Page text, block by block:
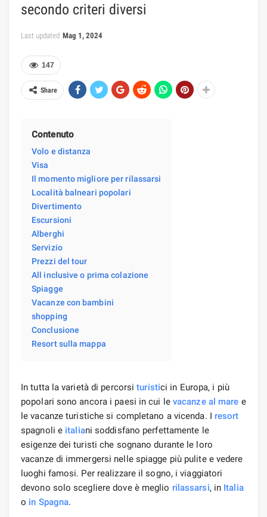
secondo criteri diversi
Last updated Mag 1, 2024
147
Share
Contenuto
Volo e distanza
Visa
Il momento migliore per rilassarsi
Località balneari popolari
Divertimento
Escursioni
Alberghi
Servizio
Prezzi del tour
All inclusive o prima colazione
Spiagge
Vacanze con bambini
shopping
Conclusione
Resort sulla mappa
In tutta la varietà di percorsituristici in Europa, i più
popolari sono ancora i paesi in cui le vacanze al mare e
le vacanze turistiche si completano a vicenda. I resort
spagnoli e italiani soddisfano perfettamente le
esigenze dei turisti che sognano durante le loro
vacanze di immergersi nelle spiagge più pulite e vedere
luoghi famosi. Per realizzare il sogno, i viaggiatori
devono solo scegliere dove è meglio rilassarsi, in Italia
o in Spagna.